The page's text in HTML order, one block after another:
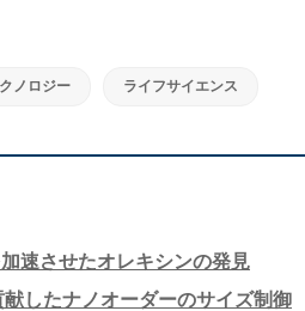
ノロジー ライフサイエンス
速させたオレキシンの発見
したナノオーダーのサイズ制御